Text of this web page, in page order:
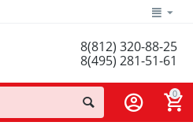
8(812) 320-88-25
8(495) 281-51-61
0